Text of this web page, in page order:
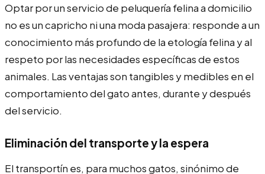
Optar por un servicio de peluquería felina a domicilio
no es un capricho ni una moda pasajera: responde a un
conocimiento más profundo de la etología felina y al
respeto por las necesidades específicas de estos
animales. Las ventajas son tangibles y medibles en el
comportamiento del gato antes, durante y después
del servicio.
Eliminación del transporte y la espera
El transportín es, para muchos gatos, sinónimo de